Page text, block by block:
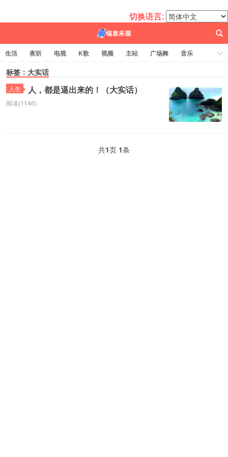
切换语言:
生活 夜听 电视 K歌 视频 主站 广场舞
音乐
歌曲
电台
标签：大实话
人生 人，都是逼出来的！（大实话）
阅读(1146)
共1页 1条